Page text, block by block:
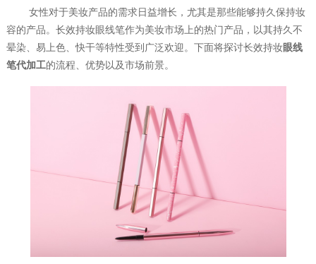
女性对于美妆产品的需求日益增长，尤其是那些能够持久保持妆
容的产品。长效持妆眼线笔作为美妆市场上的热门产品，以其持久不
晕染、易上色、快干等特性受到广泛欢迎。下面将探讨长效持妆眼线
笔代加工的流程、优势以及市场前景。